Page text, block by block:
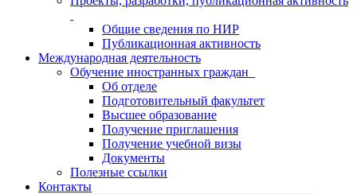
Общие сведения по НИР
Публикационная активность
Международная деятельность
Обучение иностранных граждан
Об отделе
Подготовительный факультет
Высшее образование
Получение приглашения
Получение учебной визы
Документы
Полезные ссылки
Контакты